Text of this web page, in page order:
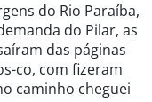
do Rio Paraíba,
do Pilar, as
das páginas
co, com fizeram
caminho cheguei